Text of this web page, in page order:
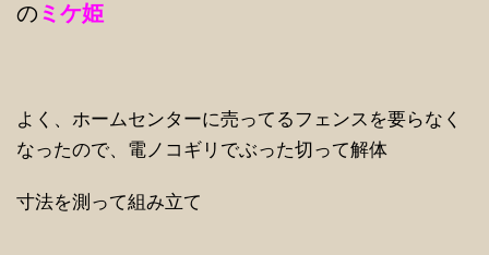
の ミケ姫
よく、ホームセンターに売ってるフェンスを要らなく
なったので、電ノコギリでぶった切って解体
寸法を測って組み立て